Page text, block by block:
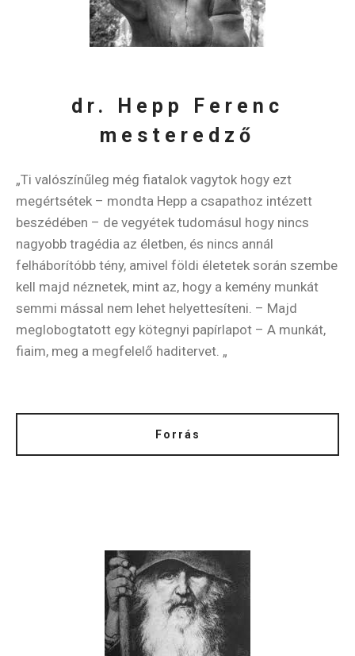
dr. Hepp Ferenc
mesteredző
„Ti valószínűleg még fiatalok vagytok hogy ezt
megértsétek – mondta Hepp a csapathoz intézett
beszédében – de vegyétek tudomásul hogy nincs
nagyobb tragédia az életben, és nincs annál
felháborítóbb tény, amivel földi életetek során szembe
kell majd néznetek, mint az, hogy a kemény munkát
semmi mással nem lehet helyettesíteni. – Majd
meglobogtatott egy kötegnyi papírlapot – A munkát,
fiaim, meg a megfelelő haditervet. „
Forrás